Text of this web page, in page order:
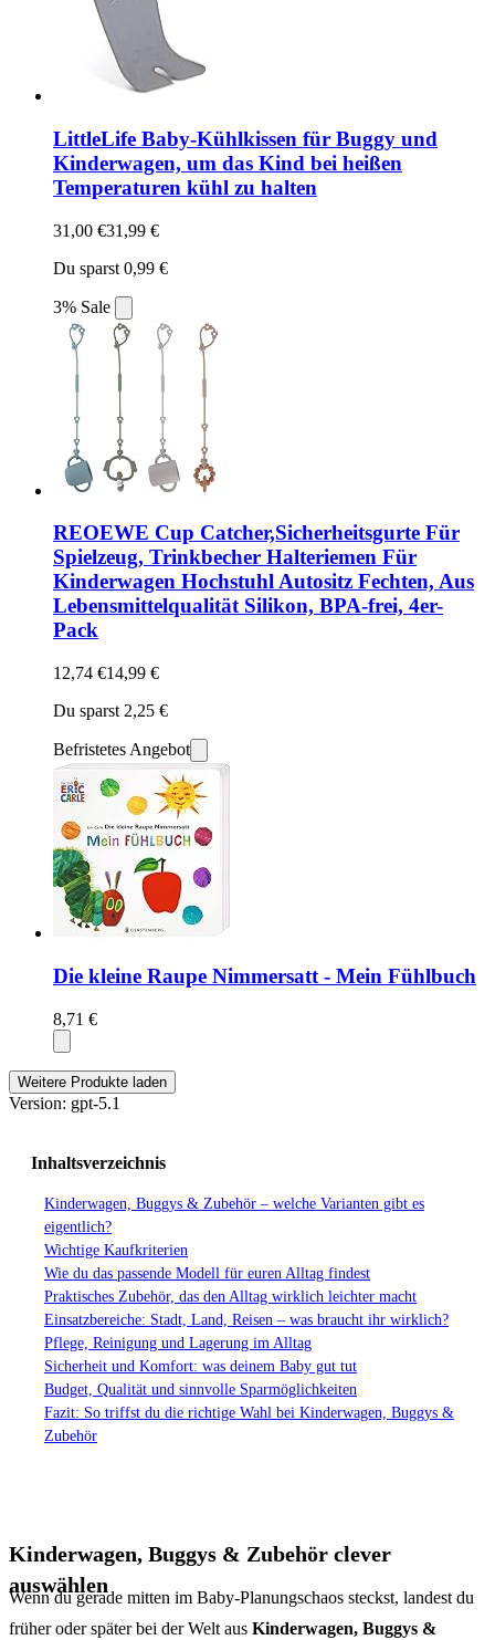
LittleLife Baby-Kühlkissen für Buggy und
Kinderwagen, um das Kind bei heißen
Temperaturen kühl zu halten
31,00 €31,99 €
Du sparst 0,99 €
3% Sale
REOEWE Cup Catcher,Sicherheitsgurte Für
Spielzeug, Trinkbecher Halteriemen Für
Kinderwagen Hochstuhl Autositz Fechten, Aus
Lebensmittelqualität Silikon, BPA-frei, 4er-
Pack
12,74 €14,99 €
Du sparst 2,25 €
Befristetes Angebot
Die kleine Raupe Nimmersatt - Mein Fühlbuch
8,71 €
Weitere Produkte laden
Version: gpt-5.1
Kinderwagen, Buggys & Zubehör clever
auswählen
Wenn du gerade mitten im Baby-Planungschaos steckst, landest du
früher oder später bei der Welt aus Kinderwagen, Buggys &
Inhaltsverzeichnis
Kinderwagen, Buggys & Zubehör – welche Varianten gibt es
eigentlich?
Wichtige Kaufkriterien
Wie du das passende Modell für euren Alltag findest
Praktisches Zubehör, das den Alltag wirklich leichter macht
Einsatzbereiche: Stadt, Land, Reisen – was braucht ihr wirklich?
Pflege, Reinigung und Lagerung im Alltag
Sicherheit und Komfort: was deinem Baby gut tut
Budget, Qualität und sinnvolle Sparmöglichkeiten
Fazit: So triffst du die richtige Wahl bei Kinderwagen, Buggys &
Zubehör